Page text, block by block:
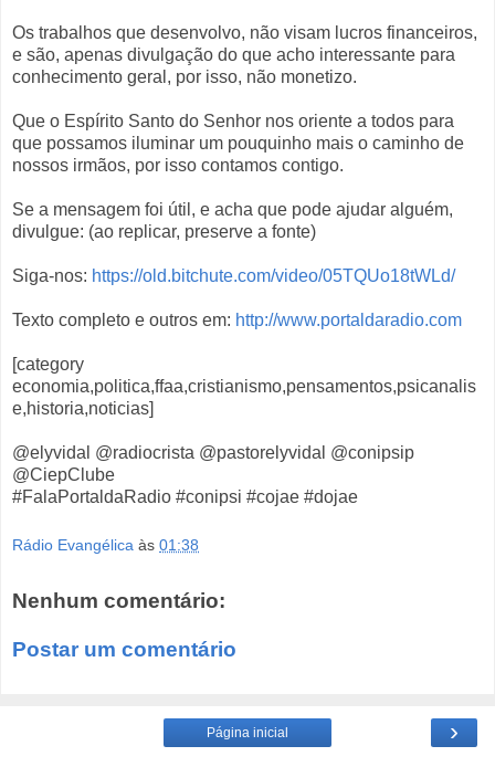
Os trabalhos que desenvolvo, não visam lucros financeiros,
e são, apenas divulgação do que acho interessante para
conhecimento geral, por isso, não monetizo.
Que o Espírito Santo do Senhor nos oriente a todos para
que possamos iluminar um pouquinho mais o caminho de
nossos irmãos, por isso contamos contigo.
Se a mensagem foi útil, e acha que pode ajudar alguém,
divulgue: (ao replicar, preserve a fonte)
Siga-nos: https://old.bitchute.com/video/05TQUo18tWLd/
Texto completo e outros em: http://www.portaldaradio.com
[category
economia,politica,ffaa,cristianismo,pensamentos,psicanalis
e,historia,noticias]
@elyvidal @radiocrista @pastorelyvidal @conipsip
@CiepClube
#FalaPortaldaRadio #conipsi #cojae #dojae
Rádio Evangélica às 01:38
Nenhum comentário:
Postar um comentário
›
Página inicial